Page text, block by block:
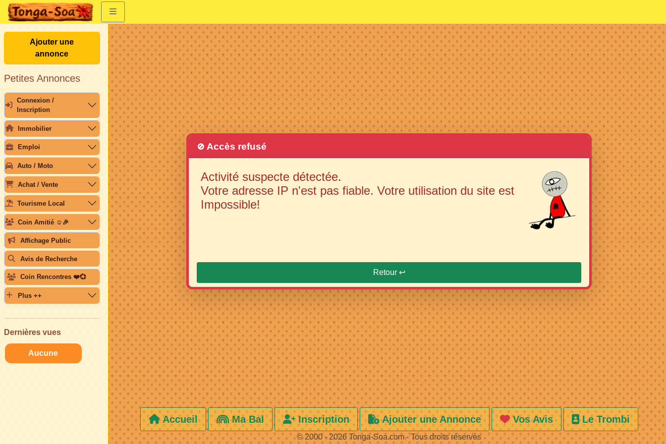
Ajouter une
annonce
Petites Annonces
Connexion /
Inscription
Immobilier
Emploi
Auto / Moto
Achat / Vente
Tourisme Local
Coin Amitié ☺️🎉
Affichage Public
Avis de Recherche
Coin Rencontres ❤️💞
Plus ++
Dernières vues
Aucune
🚫Accès refusé
Activité suspecte détectée.
Votre adresse IP n'est pas fiable. Votre utilisation du site est
Impossible!
Retour ↩️
Accueil Ma Bal Inscription Ajouter une Annonce Vos Avis Le Trombi
© 2000 - 2026 Tonga-Soa.com - Tous droits réservés